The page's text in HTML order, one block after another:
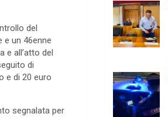
del
un 46enne
e all’atto del
di
e di 20 euro
segnalata per